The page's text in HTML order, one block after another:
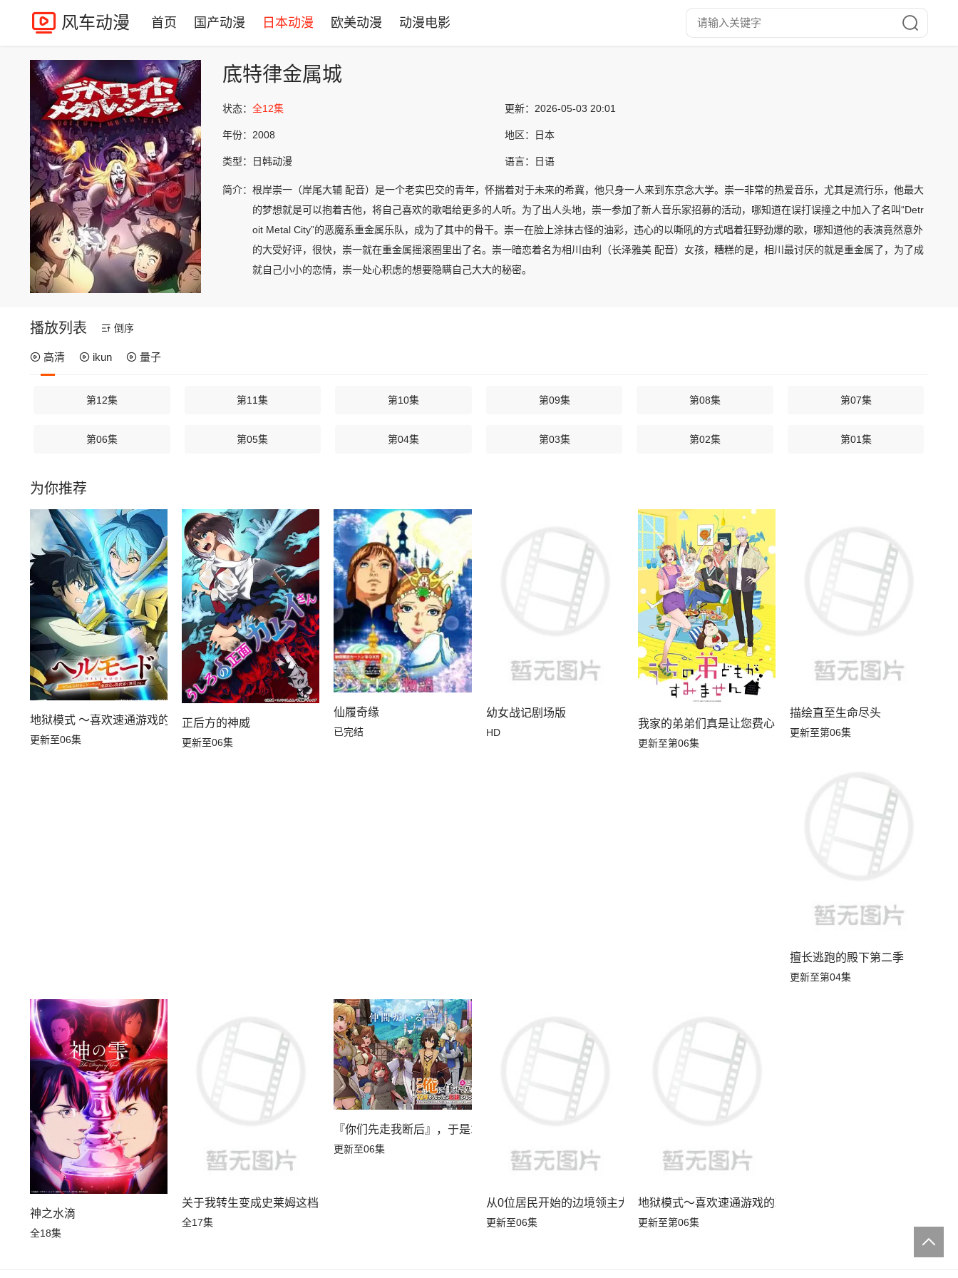
风车动漫 首页 国产动漫 日本动漫 欧美动漫 动漫电影
底特律金属城
状态： 全12集 更新： 2026-05-03 20:01
年份： 2008 地区： 日本
类型： 日韩动漫 语言： 日语
简介： 根岸崇一（岸尾大辅 配音）是一个老实巴交的青年，怀揣着对于未来的希冀，他只身一人来到东京念大学。崇一非常的热爱音乐，尤其是流行乐，他最大
的梦想就是可以抱着吉他，将自己喜欢的歌唱给更多的人听。为了出人头地，崇一参加了新人音乐家招募的活动，哪知道在误打误撞之中加入了名叫“Detr
oit Metal City”的恶魔系重金属乐队，成为了其中的骨干。崇一在脸上涂抹古怪的油彩，违心的以嘶吼的方式唱着狂野劲爆的歌，哪知道他的表演竟然意外
的大受好评，很快，崇一就在重金属摇滚圈里出了名。崇一暗恋着名为相川由利（长泽雅美 配音）女孩，糟糕的是，相川最讨厌的就是重金属了，为了成
就自己小小的恋情，崇一处心积虑的想要隐瞒自己大大的秘密。
播放列表 倒序
高清 ikun 量子
第12集 第11集 第10集 第09集 第08集 第07集
第06集 第05集 第04集 第03集 第02集 第01集
为你推荐
地狱模式 ～喜欢速通游戏的玩家在废设定异世界无双～第2季
更新至06集
正后方的神威
更新至06集
仙履奇缘
已完结
幼女战记剧场版
HD
我家的弟弟们真是让您费心了
更新至第06集
描绘直至生命尽头
更新至第06集
擅长逃跑的殿下第二季
更新至第04集
神之水滴
全18集
关于我转生变成史莱姆这档事第四季
全17集
『你们先走我断后』，于是10年后我成为了传说
更新至06集
从0位居民开始的边境领主大人
更新至06集
地狱模式～喜欢速通游戏的玩家在废设定异世界无双～第二季
更新至第06集